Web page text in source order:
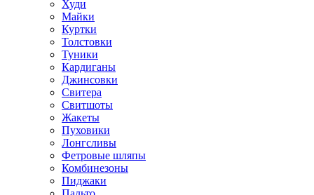
Худи
Майки
Куртки
Толстовки
Туники
Кардиганы
Джинсовки
Свитера
Свитшоты
Жакеты
Пуховики
Лонгсливы
Фетровые шляпы
Комбинезоны
Пиджаки